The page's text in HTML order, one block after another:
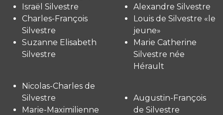
Israël Silvestre
Charles-François
Silvestre
Suzanne Elisabeth
Silvestre
Alexandre Silvestre
Louis de Silvestre «le
jeune»
Marie Catherine
Silvestre née
Hérault
Nicolas-Charles de
Silvestre
Marie-Maximilienne
Augustin-François
de Silvestre